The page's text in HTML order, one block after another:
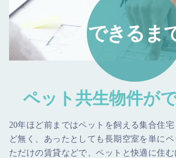
できるま
ペット共生物件が
20年ほど前まではペットを飼える集合住
ど無く、あったとしても長期空室を単に
ただけの賃貸などで、ペットと快適に住